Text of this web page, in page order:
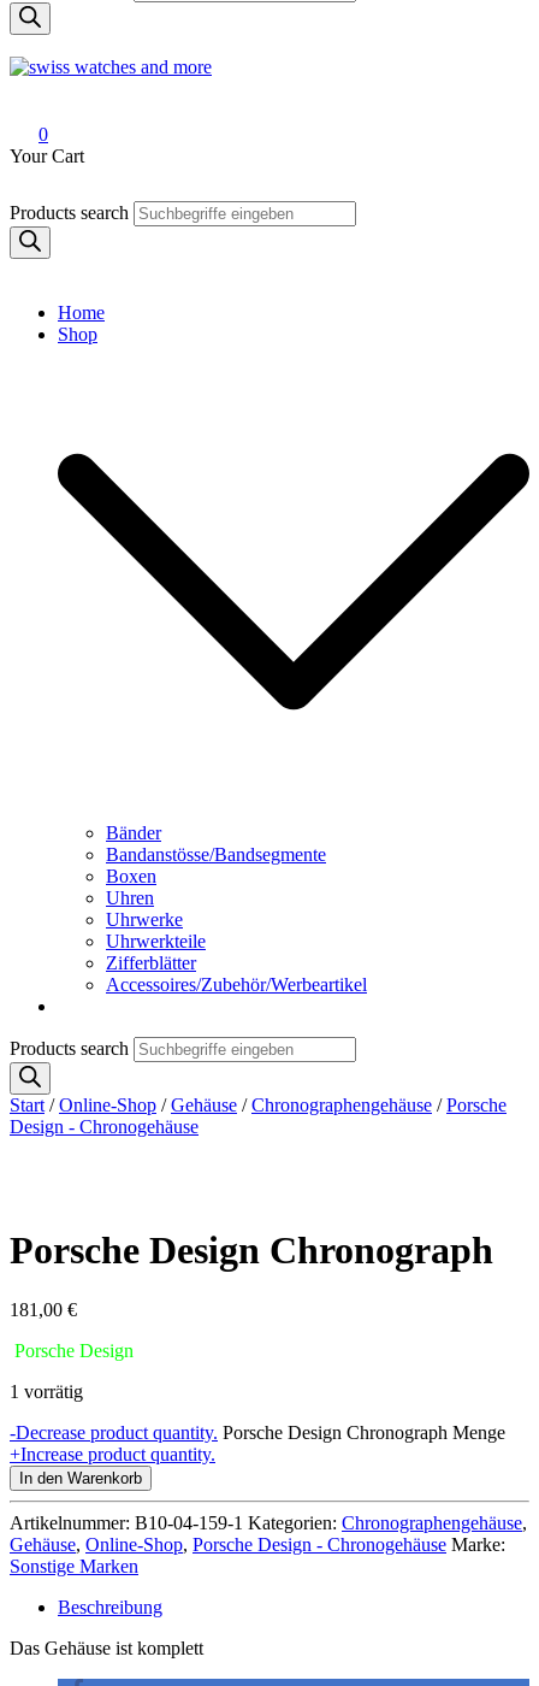
0
Your Cart
Products search
Home
Shop
Bänder
Bandanstösse/Bandsegmente
Boxen
Uhren
Uhrwerke
Uhrwerkteile
Zifferblätter
Accessoires/Zubehör/Werbeartikel
Products search
Start /Online-Shop /Gehäuse /Chronographengehäuse /Porsche
Design - Chronogehäuse
Porsche Design Chronograph
181,00 €
Porsche Design
1 vorrätig
-Decrease product quantity. Porsche Design Chronograph Menge
+Increase product quantity.
In den Warenkorb
Artikelnummer: B10-04-159-1 Kategorien: Chronographengehäuse,
Gehäuse, Online-Shop, Porsche Design - Chronogehäuse Marke:
Sonstige Marken
Beschreibung
Das Gehäuse ist komplett